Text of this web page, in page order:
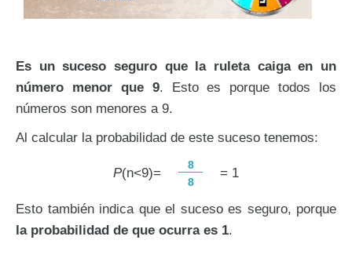
Es un suceso seguro que la ruleta caiga en un
número menor que 9. Esto es porque todos los
números son menores a 9.
Al calcular la probabilidad de este suceso tenemos:
P(n<9)=
8
8
= 1
Esto también indica que el suceso es seguro, porque
la probabilidad de que ocurra es 1.